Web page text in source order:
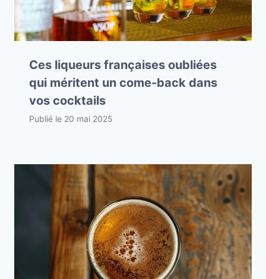
Ces liqueurs françaises oubliées
qui méritent un come-back dans
vos cocktails
Publié le 20 mai 2025